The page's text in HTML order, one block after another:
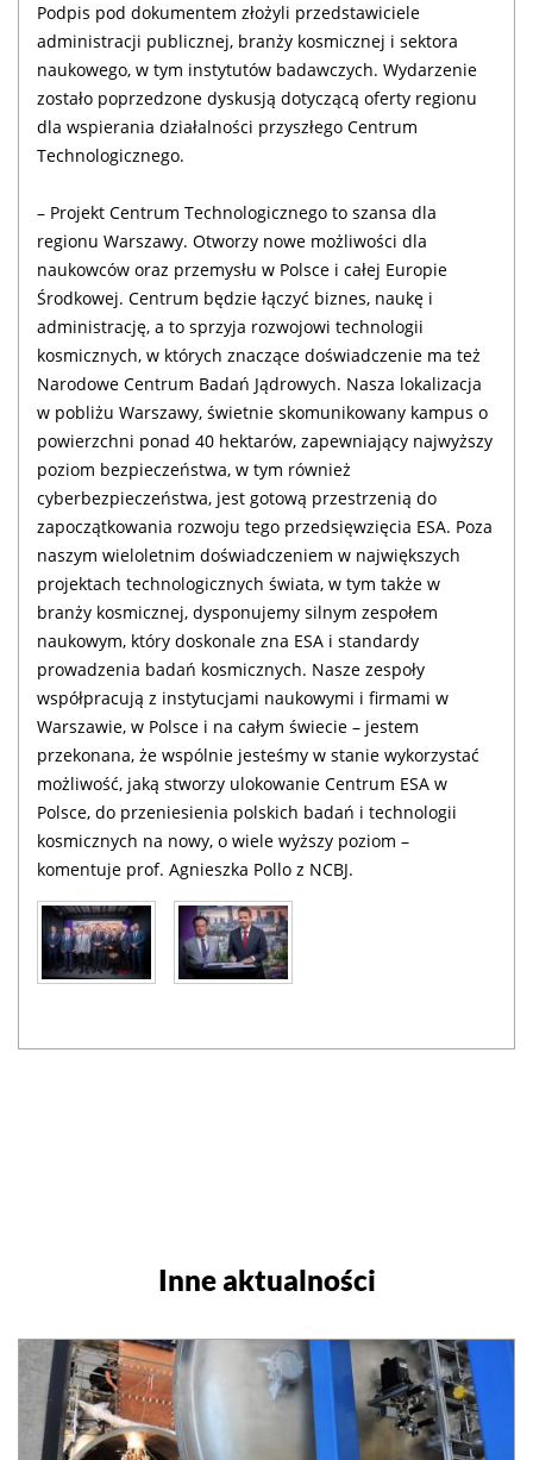
Podpis pod dokumentem złożyli przedstawiciele
administracji publicznej, branży kosmicznej i sektora
naukowego, w tym instytutów badawczych. Wydarzenie
zostało poprzedzone dyskusją dotyczącą oferty regionu
dla wspierania działalności przyszłego Centrum
Technologicznego.
– Projekt Centrum Technologicznego to szansa dla
regionu Warszawy. Otworzy nowe możliwości dla
naukowców oraz przemysłu w Polsce i całej Europie
Środkowej. Centrum będzie łączyć biznes, naukę i
administrację, a to sprzyja rozwojowi technologii
kosmicznych, w których znaczące doświadczenie ma też
Narodowe Centrum Badań Jądrowych. Nasza lokalizacja
w pobliżu Warszawy, świetnie skomunikowany kampus o
powierzchni ponad 40 hektarów, zapewniający najwyższy
poziom bezpieczeństwa, w tym również
cyberbezpieczeństwa, jest gotową przestrzenią do
zapoczątkowania rozwoju tego przedsięwzięcia ESA. Poza
naszym wieloletnim doświadczeniem w największych
projektach technologicznych świata, w tym także w
branży kosmicznej, dysponujemy silnym zespołem
naukowym, który doskonale zna ESA i standardy
prowadzenia badań kosmicznych. Nasze zespoły
współpracują z instytucjami naukowymi i firmami w
Warszawie, w Polsce i na całym świecie – jestem
przekonana, że wspólnie jesteśmy w stanie wykorzystać
możliwość, jaką stworzy ulokowanie Centrum ESA w
Polsce, do przeniesienia polskich badań i technologii
kosmicznych na nowy, o wiele wyższy poziom –
komentuje prof. Agnieszka Pollo z NCBJ.
Inne aktualności